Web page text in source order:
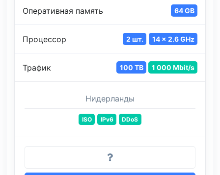
Оперативная память 64 GB
Процессор 2 шт. 14 x 2.6 GHz
Трафик 100 TB 1 000 Mbit/s
Нидерланды
ISO IPv6 DDoS